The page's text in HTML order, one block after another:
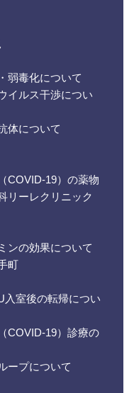
弱毒化について
イルス干渉につい
体について
COVID-19）の薬物
リーレクリニック
ンの効果について
町
入室後の転帰につい
COVID-19）診療の
ープについて